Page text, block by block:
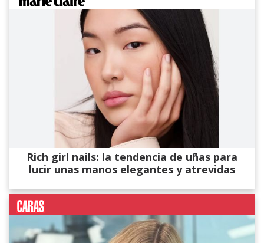
Rich girl nails: la tendencia de uñas para
lucir unas manos elegantes y atrevidas